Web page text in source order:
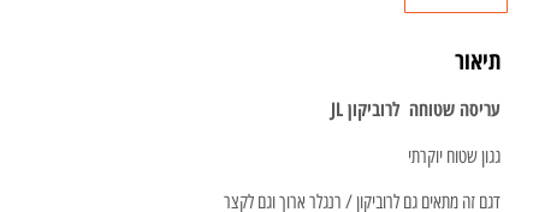
תיאור
עריסה שטוחה לרוביקון JL
גגון שטוח יוקרתי
דגם זה מתאים גם לרוביקון / רנגלר ארוך וגם לקצר